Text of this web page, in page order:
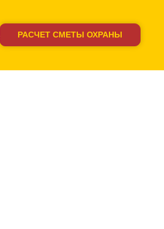
РАСЧЕТ СМЕТЫ ОХРАНЫ